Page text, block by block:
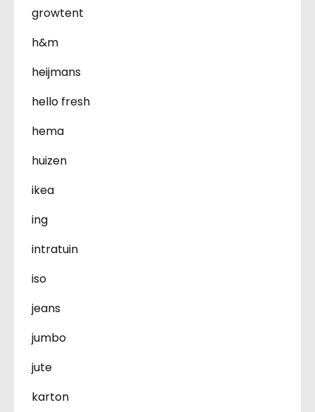
growtent
h&m
heijmans
hello fresh
hema
huizen
ikea
ing
intratuin
iso
jeans
jumbo
jute
karton